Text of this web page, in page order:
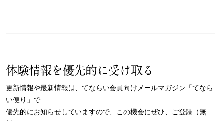
体験情報を優先的に受け取る
更新情報や最新情報は、てならい会員向けメールマガジン「てなら
い便り」で
優先的にお知らせしていますので、この機会にぜひ、ご登録（無